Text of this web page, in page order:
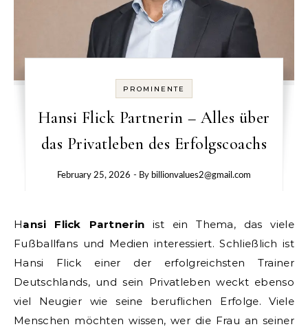
PROMINENTE
Hansi Flick Partnerin – Alles über
das Privatleben des Erfolgscoachs
February 25, 2026 - By billionvalues2@gmail.com
Hansi Flick Partnerin ist ein Thema, das viele
Fußballfans und Medien interessiert. Schließlich ist
Hansi Flick einer der erfolgreichsten Trainer
Deutschlands, und sein Privatleben weckt ebenso
viel Neugier wie seine beruflichen Erfolge. Viele
Menschen möchten wissen, wer die Frau an seiner